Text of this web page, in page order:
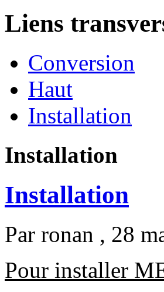
Liens
Conversion
Haut
Installation
Installation
Installation
Par ronan , 28
Pour installer